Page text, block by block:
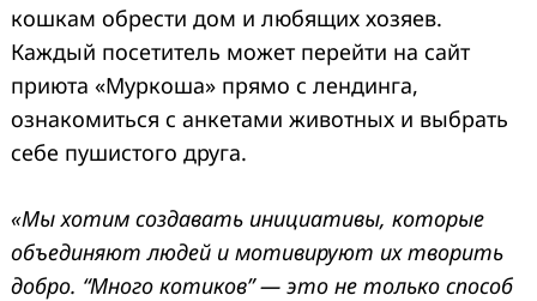
кошкам обрести дом и любящих хозяев.
Каждый посетитель может перейти на сайт
приюта «Муркоша» прямо с лендинга,
ознакомиться с анкетами животных и выбрать
себе пушистого друга.
«Мы хотим создавать инициативы, которые
объединяют людей и мотивируют их творить
добро. “Много котиков” — это не только способ